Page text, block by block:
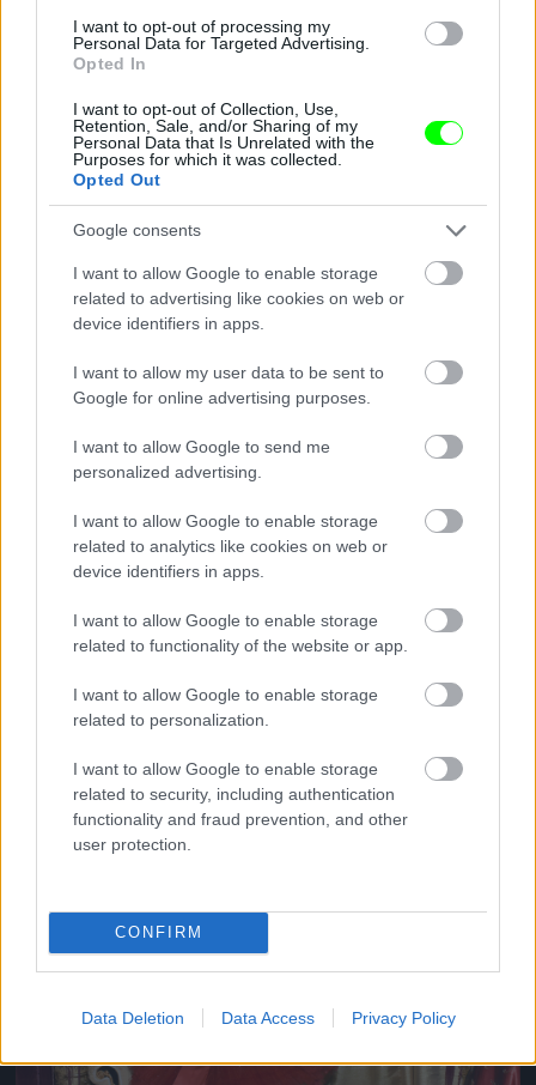
I want to opt-out of processing my
Personal Data for Targeted Advertising.
Opted In
I want to opt-out of Collection, Use,
Retention, Sale, and/or Sharing of my
Personal Data that Is Unrelated with the
Purposes for which it was collected.
Opted Out
Google consents
I want to allow Google to enable storage
related to advertising like cookies on web or
device identifiers in apps.
I want to allow my user data to be sent to
Google for online advertising purposes.
I want to allow Google to send me
personalized advertising.
I want to allow Google to enable storage
related to analytics like cookies on web or
device identifiers in apps.
I want to allow Google to enable storage
related to functionality of the website or app.
I want to allow Google to enable storage
related to personalization.
I want to allow Google to enable storage
related to security, including authentication
functionality and fraud prevention, and other
user protection.
CONFIRM
Data Deletion Data Access Privacy Policy
Ezt a fejdíszt, reméljük, a Drag Con után egyenesen
vitték a múzeumba.
Fotó: Rodin Eckenroth / Getty Images Hungary
Jön még kép!
4. Valentina
Fotó: Rodin Eckenroth / Getty Images Hungary
Jön még kép!